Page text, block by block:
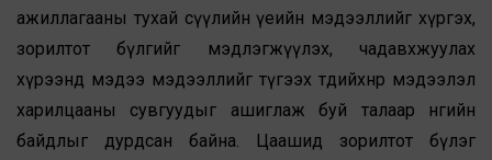
ажиллагааны тухай сүүлийн үеийн мэдээллийг хүргэх,
зорилтот бүлгийг мэдлэгжүүлэх, чадавхжуулах
хүрээнд мэдээ мэдээллийг түгээх төдийхнөөр мэдээлэл
харилцааны сувгуудыг ашиглаж буй талаар өнөөгийн
байдлыг дурдсан байна. Цаашид зорилтот бүлэг